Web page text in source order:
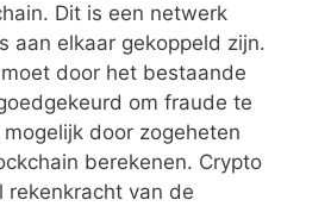
Dit is een netwerk
aan elkaar gekoppeld zijn.
door het bestaande
om fraude te
door zogeheten
berekenen. Crypto
rekenkracht van de